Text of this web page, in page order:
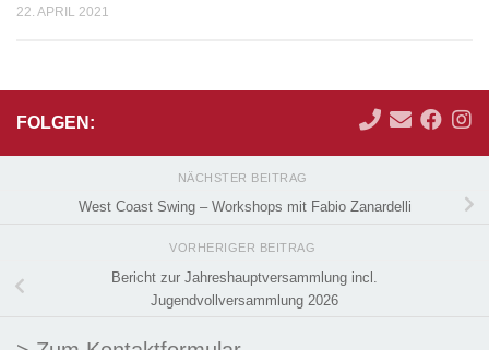
22. APRIL 2021
FOLGEN:
NÄCHSTER BEITRAG
West Coast Swing – Workshops mit Fabio Zanardelli
VORHERIGER BEITRAG
Bericht zur Jahreshauptversammlung incl.
Jugendvollversammlung 2026